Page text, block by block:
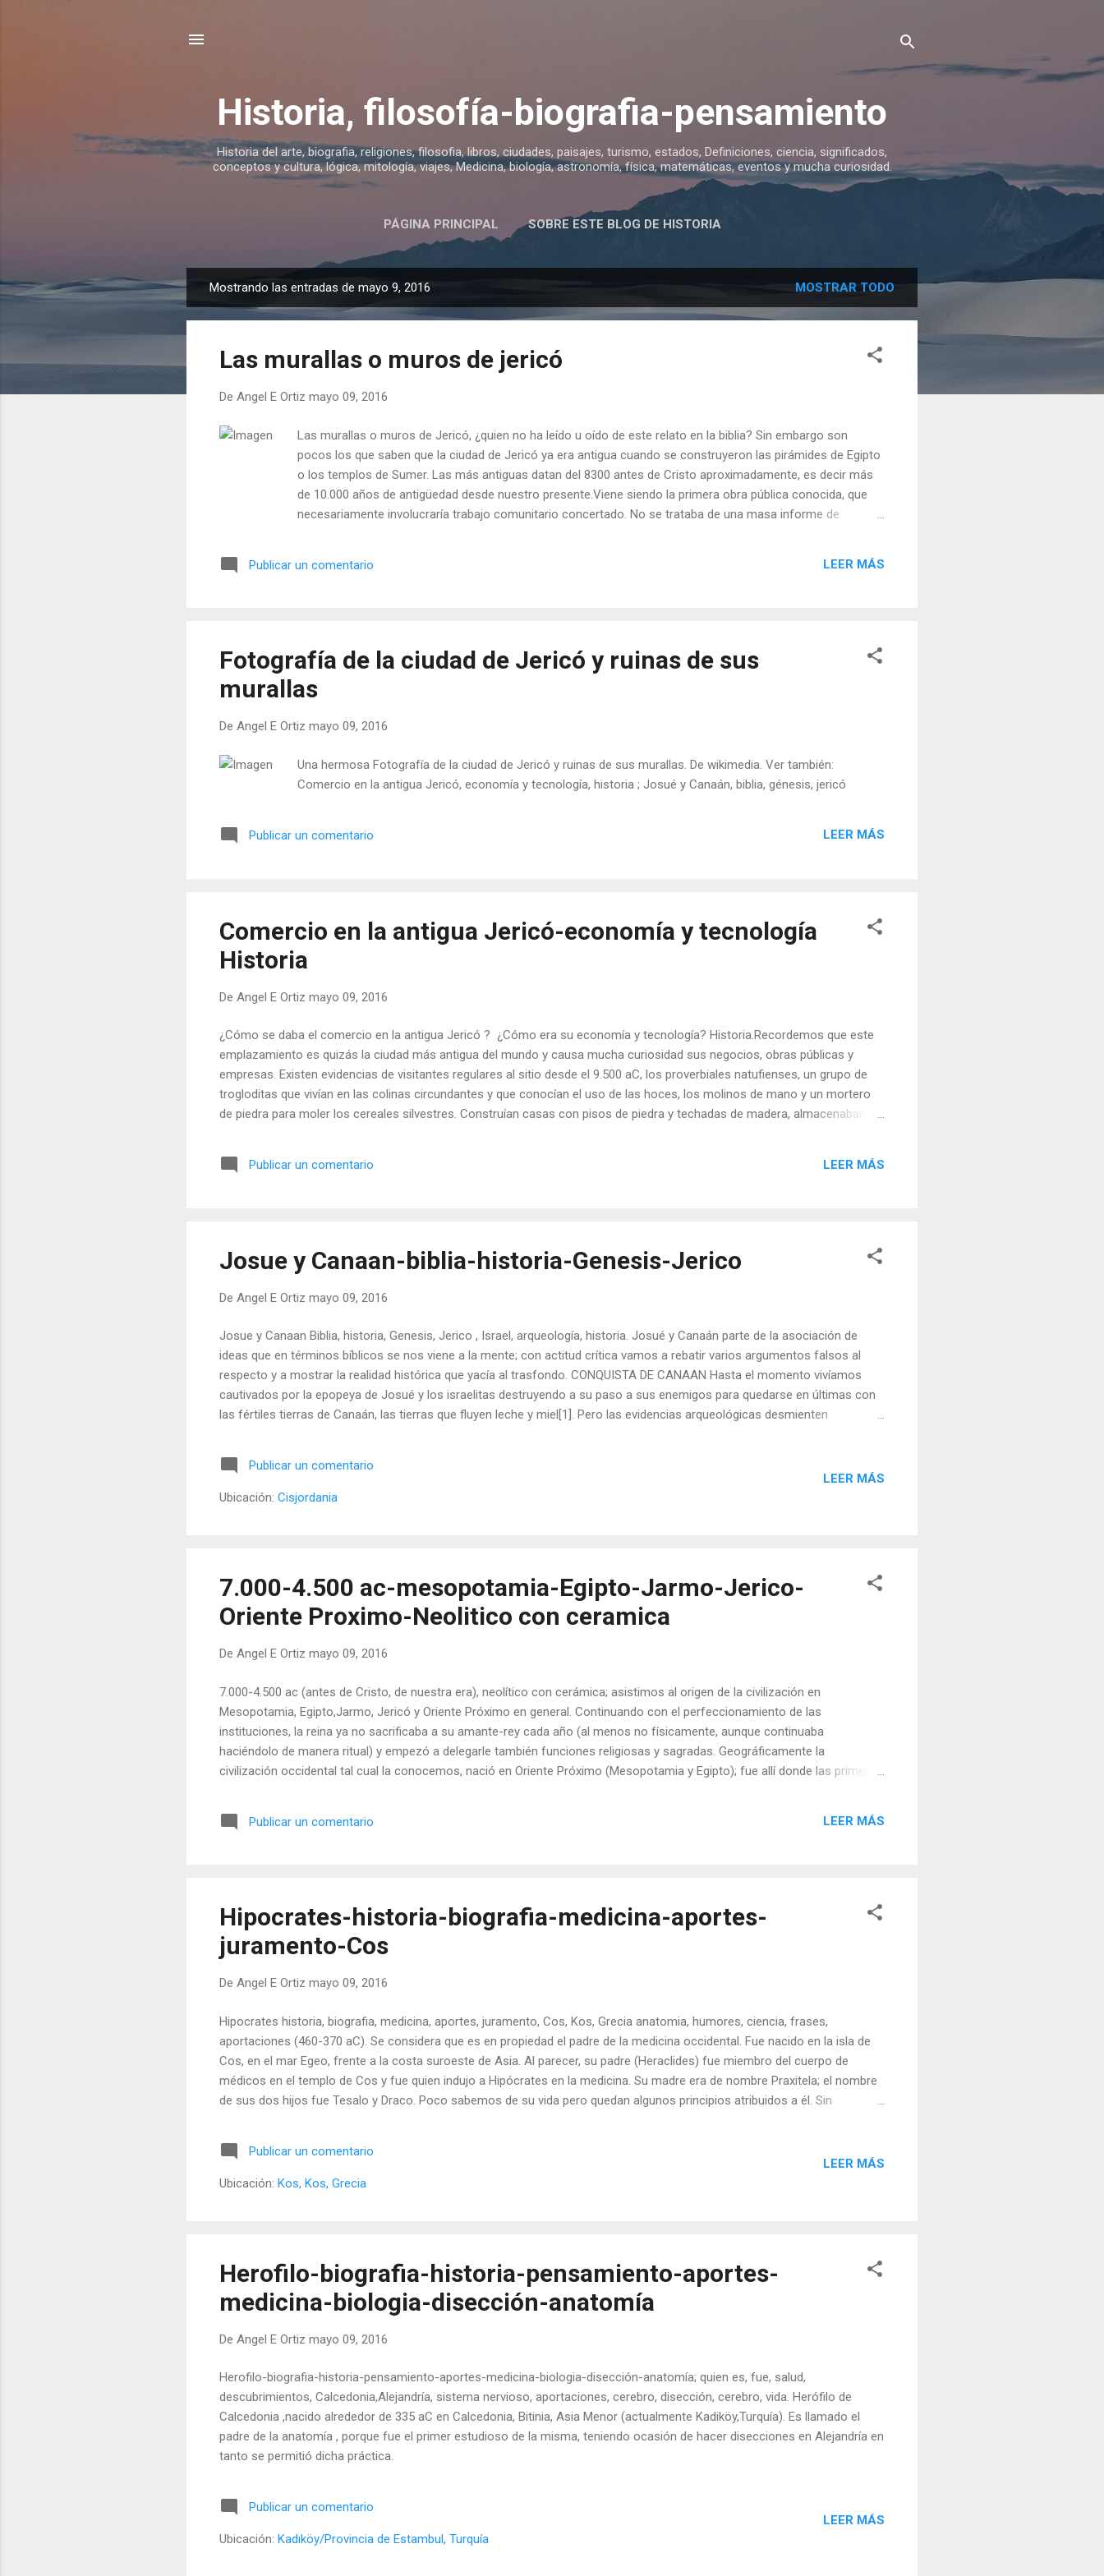
Historia, filosofía-biografia-pensamiento
Historia del arte, biografia, religiones, filosofia, libros, ciudades, paisajes, turismo, estados, Definiciones, ciencia, significados,
conceptos y cultura, lógica, mitología, viajes, Medicina, biología, astronomía, física, matemáticas, eventos y mucha curiosidad.
PÁGINA PRINCIPAL SOBRE ESTE BLOG DE HISTORIA
n
Mostrando las entradas de mayo 9, 2016 MOSTRAR TODO
Las murallas o muros de jericó
De Angel E Ortiz mayo 09, 2016
Las murallas o muros de Jericó, ¿quien no ha leído u oído de este relato en la biblia? Sin embargo son
pocos los que saben que la ciudad de Jericó ya era antigua cuando se construyeron las pirámides de Egipto
o los templos de Sumer. Las más antiguas datan del 8300 antes de Cristo aproximadamente, es decir más
de 10.000 años de antigüedad desde nuestro presente.Viene siendo la primera obra pública conocida, que
necesariamente involucraría trabajo comunitario concertado. No se trataba de una masa informe de
de alto? No lo sabemos. Pero luego de tantos temblores (terremotos), erosión y múltiples destrucciones,
Publicar un comentario LEER MÁS
Fotografía de la ciudad de Jericó y ruinas de sus
murallas
De Angel E Ortiz mayo 09, 2016
Una hermosa Fotografía de la ciudad de Jericó y ruinas de sus murallas. De wikimedia. Ver también:
Comercio en la antigua Jericó, economía y tecnología, historia ; Josué y Canaán, biblia, génesis, jericó
Publicar un comentario LEER MÁS
Comercio en la antigua Jericó-economía y tecnología
Historia
De Angel E Ortiz mayo 09, 2016
¿Cómo se daba el comercio en la antigua Jericó ? ¿Cómo era su economía y tecnología? Historia.Recordemos que este
emplazamiento es quizás la ciudad más antigua del mundo y causa mucha curiosidad sus negocios, obras públicas y
empresas. Existen evidencias de visitantes regulares al sitio desde el 9.500 aC, los proverbiales natufienses, un grupo de
trogloditas que vivían en las colinas circundantes y que conocían el uso de las hoces, los molinos de mano y un mortero
de piedra para moler los cereales silvestres. Construían casas con pisos de piedra y techadas de madera, almacenaban
huesos tallados en forma de punzones y ganchos de púas (arpones). Alrededor del año 8.000 antes de nuestra era (más
de 10.000 años desde nuestro presente) vivieron unos hombres precerámicos, que fabricaban ladrillos en forma de
Publicar un comentario LEER MÁS
Josue y Canaan-biblia-historia-Genesis-Jerico
De Angel E Ortiz mayo 09, 2016
Josue y Canaan Biblia, historia, Genesis, Jerico , Israel, arqueología, historia. Josué y Canaán parte de la asociación de
ideas que en términos bíblicos se nos viene a la mente; con actitud crítica vamos a rebatir varios argumentos falsos al
respecto y a mostrar la realidad histórica que yacía al trasfondo. CONQUISTA DE CANAAN Hasta el momento vivíamos
cautivados por la epopeya de Josué y los israelitas destruyendo a su paso a sus enemigos para quedarse en últimas con
las fértiles tierras de Canaán, las tierras que fluyen leche y miel[1]. Pero las evidencias arqueológicas desmienten
marcha continua, a través del desierto, sin preparación militar y cargando con mujeres y niños haya podido enfrentar y
vencer a los ejércitos profesionales de Canaán. Hasta ahora se manejaban como fechas tentativas de la conquista, los
años de 1.230 y 1.220 a de C. Hay algo curio...
Publicar un comentario
Ubicación: Cisjordania
LEER MÁS
7.000-4.500 ac-mesopotamia-Egipto-Jarmo-Jerico-
Oriente Proximo-Neolitico con ceramica
De Angel E Ortiz mayo 09, 2016
7.000-4.500 ac (antes de Cristo, de nuestra era), neolítico con cerámica; asistimos al origen de la civilización en
Mesopotamia, Egipto,Jarmo, Jericó y Oriente Próximo en general. Continuando con el perfeccionamiento de las
instituciones, la reina ya no sacrificaba a su amante-rey cada año (al menos no físicamente, aunque continuaba
haciéndolo de manera ritual) y empezó a delegarle también funciones religiosas y sagradas. Geográficamente la
civilización occidental tal cual la conocemos, nació en Oriente Próximo (Mesopotamia y Egipto); fue allí donde las primeras
cazadores, edad de oro). Se recurre con frecuencia al origen de las plantas como producto del sacrificio de una divinidad.
Publicar un comentario LEER MÁS
Hipocrates-historia-biografia-medicina-aportes-
juramento-Cos
De Angel E Ortiz mayo 09, 2016
Hipocrates historia, biografia, medicina, aportes, juramento, Cos, Kos, Grecia anatomia, humores, ciencia, frases,
aportaciones (460-370 aC). Se considera que es en propiedad el padre de la medicina occidental. Fue nacido en la isla de
Cos, en el mar Egeo, frente a la costa suroeste de Asia. Al parecer, su padre (Heraclides) fue miembro del cuerpo de
médicos en el templo de Cos y fue quien indujo a Hipócrates en la medicina. Su madre era de nombre Praxitela; el nombre
de sus dos hijos fue Tesalo y Draco. Poco sabemos de su vida pero quedan algunos principios atribuidos a él. Sin
ejemplo, que el médico debe estudiar al paciente y no solo a la enfermedad, puesto que se trata de ayudar a la naturaleza,
la gran sanadora, a realizar la curación. Hipocrates lucho por eliminar de la practica medica las conjeturas y remedios
aventurados. Sabemos así mismo, que ...
Publicar un comentario
Ubicación: Kos, Kos, Grecia
LEER MÁS
Herofilo-biografia-historia-pensamiento-aportes-
medicina-biologia-disección-anatomía
De Angel E Ortiz mayo 09, 2016
Herofilo-biografia-historia-pensamiento-aportes-medicina-biologia-disección-anatomía; quien es, fue, salud,
descubrimientos, Calcedonia,Alejandría, sistema nervioso, aportaciones, cerebro, disección, cerebro, vida. Herófilo de
Calcedonia ,nacido alrededor de 335 aC en Calcedonia, Bitinia, Asia Menor (actualmente Kadiköy,Turquía). Es llamado el
padre de la anatomía , porque fue el primer estudioso de la misma, teniendo ocasión de hacer disecciones en Alejandría en
tanto se permitió dicha práctica.
Publicar un comentario
Ubicación: Kadıköy/Provincia de Estambul, Turquía
LEER MÁS